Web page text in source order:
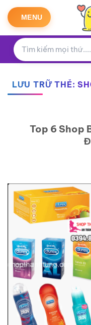
qua
dung
MENU
LƯU TRỮ THẺ:
Top 6 Shop